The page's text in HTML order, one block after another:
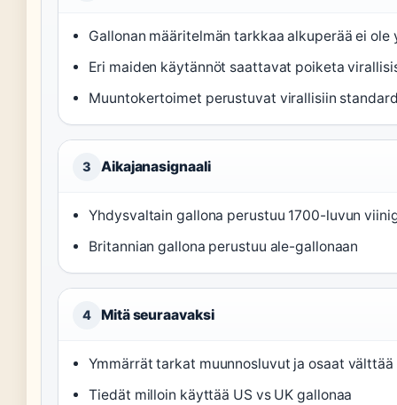
Gallonan määritelmän tarkkaa alkuperää ei
Eri maiden käytännöt saattavat poiketa
Muuntokertoimet perustuvat virallisiin
3 Aikajanasignaali
Yhdysvaltain gallona perustuu 1700-luvun
Britannian gallona perustuu ale-gallonaan
4 Mitä seuraavaksi
Ymmärrät tarkat muunnosluvut ja osaat
Tiedät milloin käyttää US vs UK gallonaa